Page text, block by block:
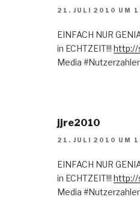
21. JULI 2010 UM
EINFACH NUR
in ECHTZEIT!!! http://
Media
jjre2010
21. JULI 2010 UM
EINFACH NUR
in ECHTZEIT!!! http://
Media